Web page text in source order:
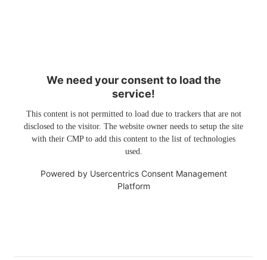
We need your consent to load the
service!
This content is not permitted to load due to trackers that are not
disclosed to the visitor. The website owner needs to setup the site
with their CMP to add this content to the list of technologies
used.
Powered by Usercentrics Consent Management
Platform